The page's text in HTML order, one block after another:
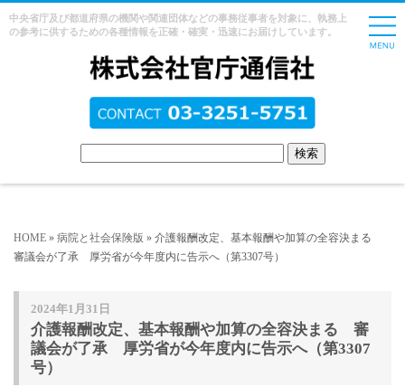
中央省庁及び都道府県の機関や関連団体などの事務従事者を対象に、執務上
の参考に供するための各種情報を正確・確実・迅速にお届けしています。
HOME » 病院と社会保険版 » 介護報酬改定、基本報酬や加算の全容決まる
審議会が了承 厚労省が今年度内に告示へ（第3307号）
2024年1月31日
介護報酬改定、基本報酬や加算の全容決まる 審
議会が了承 厚労省が今年度内に告示へ（第3307
号）